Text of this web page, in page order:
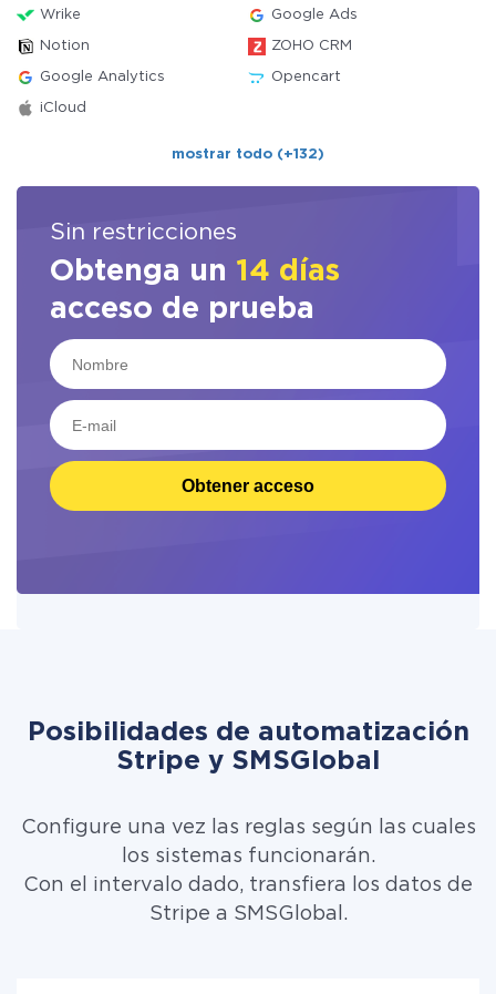
Wrike Google Ads
Notion ZOHO CRM
Google Analytics Opencart
iCloud
mostrar todo (+132)
Sin restricciones
Obtenga un 14 días
acceso de prueba
Obtener acceso
Posibilidades de automatización
Stripe y SMSGlobal
Configure una vez las reglas según las cuales
los sistemas funcionarán.
Con el intervalo dado, transfiera los datos de
Stripe a SMSGlobal.